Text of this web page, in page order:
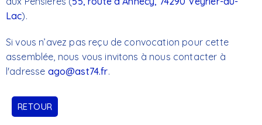
Lac).
Si vous n’avez pas reçu de convocation pour cette
assemblée, nous vous invitons à nous contacter à
l'adresse ago@ast74.fr.
RETOUR